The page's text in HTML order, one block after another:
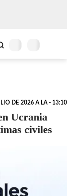
DE 2026 A LA - 13:10
Ucrania
civiles